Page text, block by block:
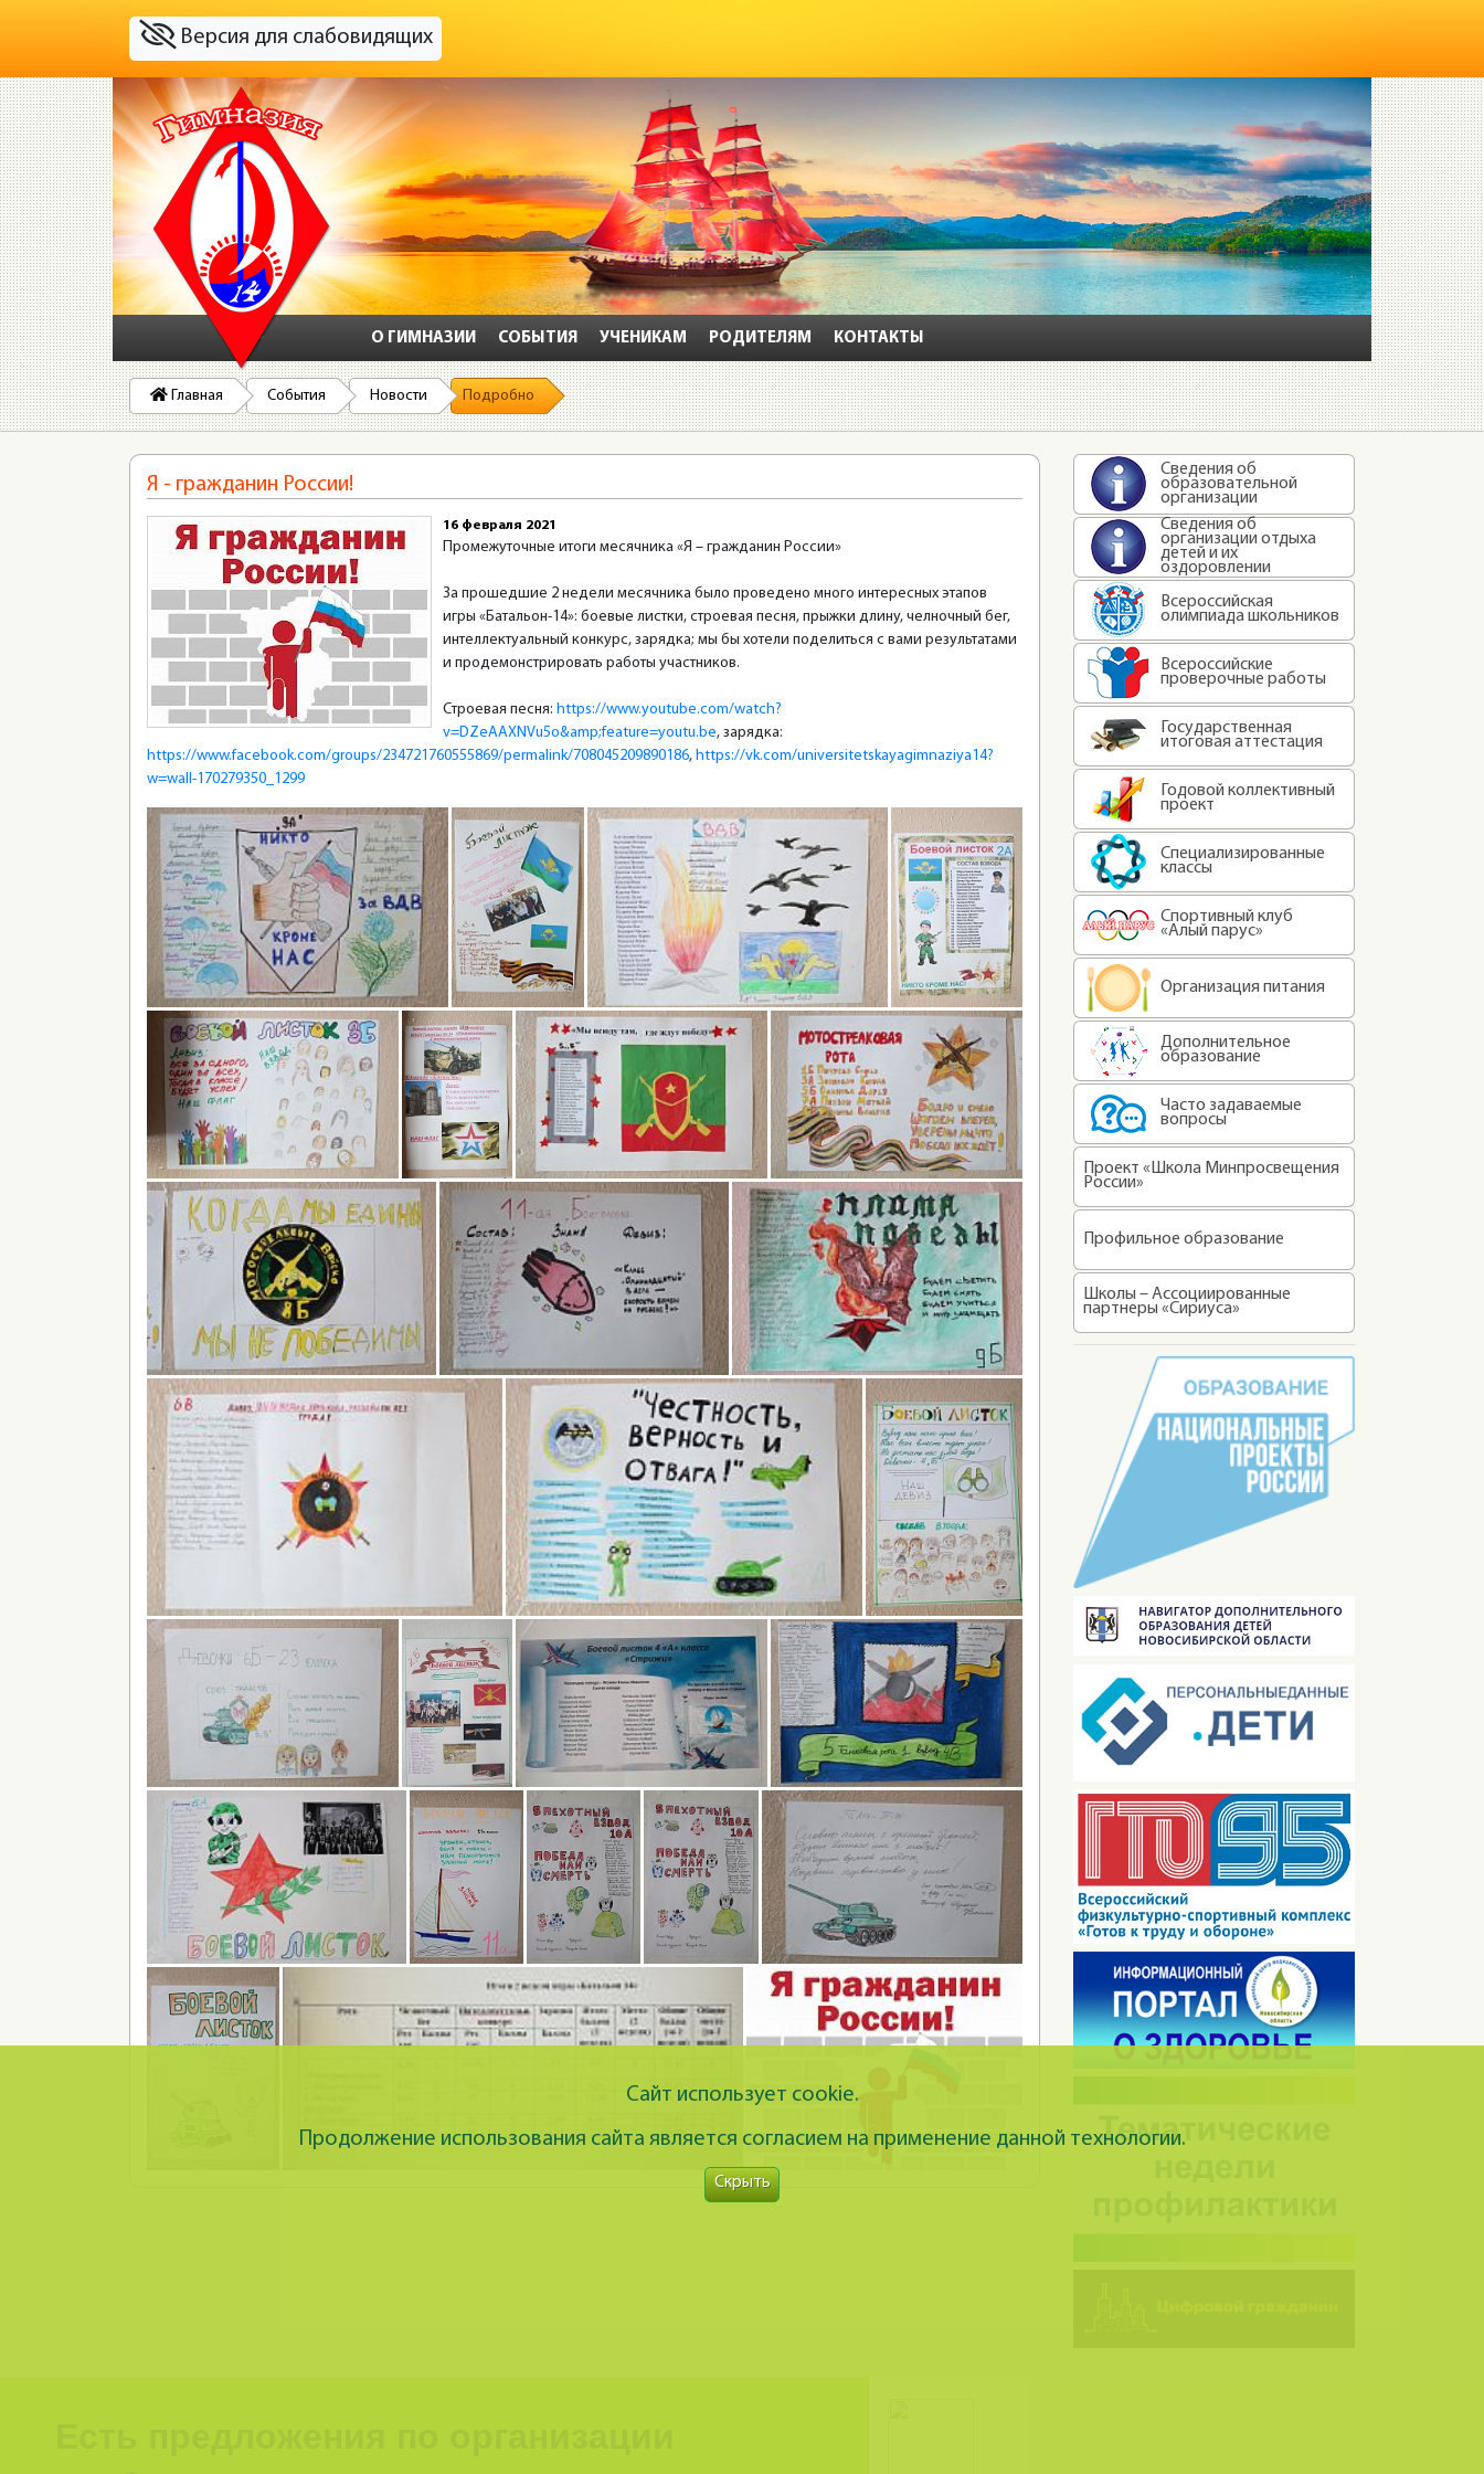
Версия для слабовидящих
О ГИМНАЗИИ СОБЫТИЯ УЧЕНИКАМ РОДИТЕЛЯМ КОНТАКТЫ
Главная События Новости Подробно
Я - гражданин России!
16 февраля 2021
Промежуточные итоги месячника «Я – гражданин России»
За прошедшие 2 недели месячника было проведено много интересных этапов
игры «Батальон-14»: боевые листки, строевая песня, прыжки длину, челночный бег,
интеллектуальный конкурс, зарядка; мы бы хотели поделиться с вами результатами
и продемонстрировать работы участников.
Строевая песня: https://www.youtube.com/watch?
v=DZeAAXNVu5o&amp;feature=youtu.be, зарядка:
https://www.facebook.com/groups/234721760555869/permalink/708045209890186, https://vk.com/universitetskayagimnaziya14?
w=wall-170279350_1299
Сведения об
образовательной
организации
Сведения об
организации отдыха
детей и их
оздоровлении
Всероссийская
олимпиада школьников
Всероссийские
проверочные работы
Государственная
итоговая аттестация
Годовой коллективный
проект
Специализированные
классы
Спортивный клуб
«Алый парус»
Организация питания
Дополнительное
образование
Часто задаваемые
вопросы
Проект «Школа Минпросвещения
России»
Профильное образование
Школы – Ассоциированные
партнеры «Сириуса»
Сайт использует cookie.
Продолжение использования сайта является согласием на применение данной технологии.
Скрыть